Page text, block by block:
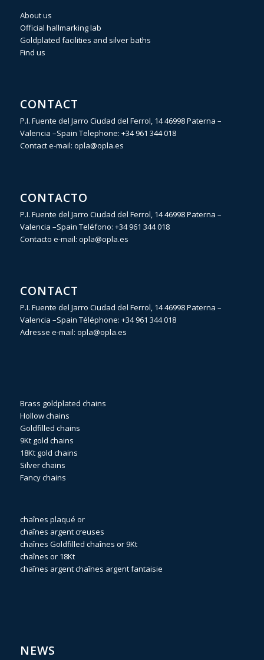
About us
Official hallmarking lab
Goldplated facilities and silver baths
Find us
CONTACT
P.I. Fuente del Jarro Ciudad del Ferrol, 14 46998 Paterna –
Valencia –Spain Telephone: +34 961 344 018
Contact e-mail: opla@opla.es
CONTACTO
P.I. Fuente del Jarro Ciudad del Ferrol, 14 46998 Paterna –
Valencia –Spain Teléfono: +34 961 344 018
Contacto e-mail: opla@opla.es
CONTACT
P.I. Fuente del Jarro Ciudad del Ferrol, 14 46998 Paterna –
Valencia –Spain Téléphone: +34 961 344 018
Adresse e-mail: opla@opla.es
Brass goldplated chains
Hollow chains
Goldfilled chains
9Kt gold chains
18Kt gold chains
Silver chains
Fancy chains
chaînes plaqué or
chaînes argent creuses
chaînes Goldfilled chaînes or 9Kt
chaînes or 18Kt
chaînes argentchaînes argent fantaisie
NEWS